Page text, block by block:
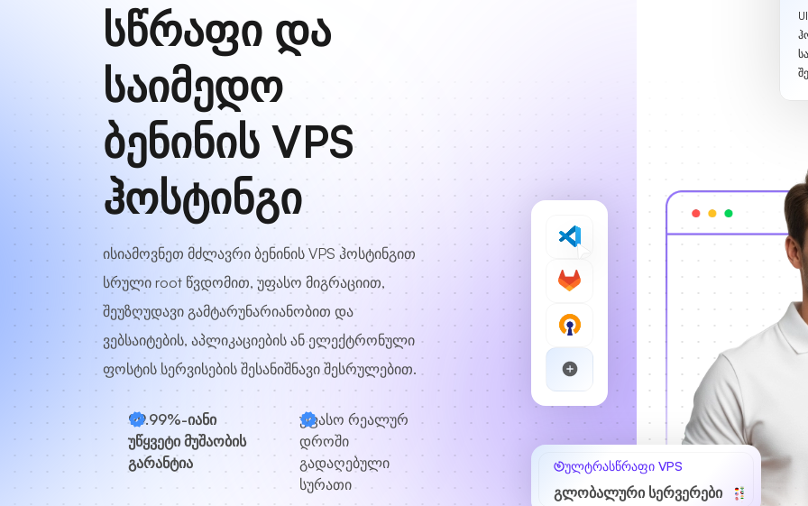
სწრაფი და
საიმედო
ბენინის VPS
ჰოსტინგი
ისიამოვნეთ მძლავრი ბენინის VPS ჰოსტინგით
სრული root წვდომით, უფასო მიგრაციით,
შეუზღუდავი გამტარუნარიანობით და
ვებსაიტების, აპლიკაციების ან ელექტრონული
ფოსტის სერვისების შესანიშნავი შესრულებით.
99.99%-იანი
უწყვეტი მუშაობის
გარანტია
უფასო რეალურ
დროში
გადაღებული
სურათი
ულტრასწრაფი VPS
გლობალური სერვერები